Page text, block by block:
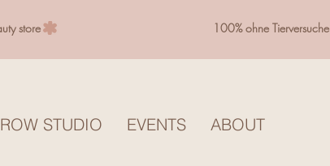
store 100% ohne Tierversuche
STUDIO EVENTS ABOUT